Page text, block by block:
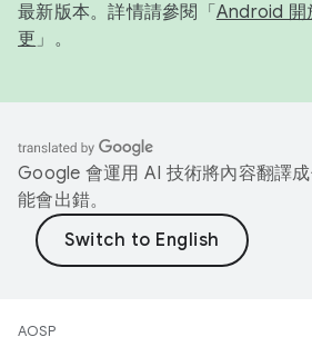
最新版本。詳情請參閱「 Android 開
更 」。
Google 會運用 AI 技術將內容翻譯
能會出錯。
AOSP